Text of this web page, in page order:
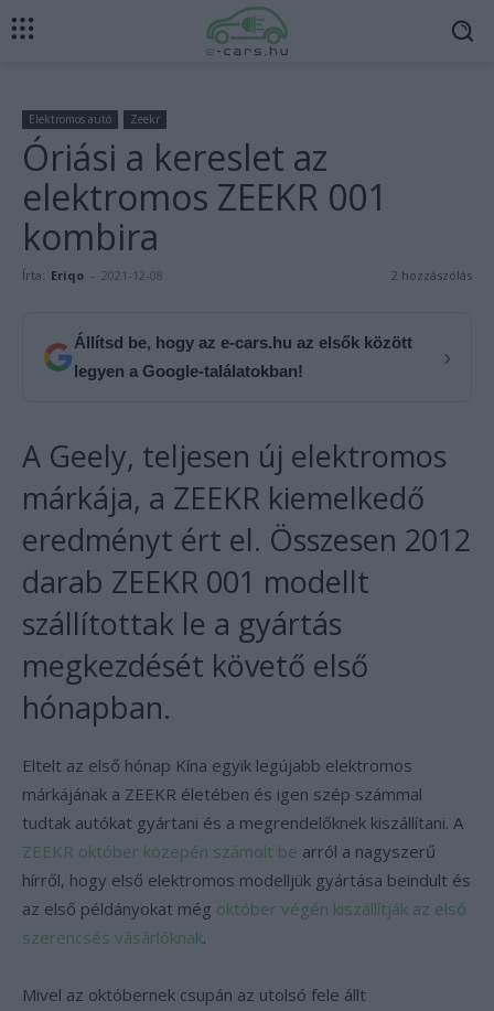
Elektromos autó Zeekr
Óriási a kereslet az
elektromos ZEEKR 001
kombira
Írta: Eriqo - 2021-12-08 2 hozzászólás
Állítsd be, hogy az e-cars.hu az elsők között
legyen a Google-találatokban!
›
A Geely, teljesen új elektromos
márkája, a ZEEKR kiemelkedő
eredményt ért el. Összesen 2012
darab ZEEKR 001 modellt
szállítottak le a gyártás
megkezdését követő első
hónapban.
Eltelt az első hónap Kína egyik legújabb elektromos
márkájának a ZEEKR életében és igen szép számmal
tudtak autókat gyártani és a megrendelőknek kiszállítani. A
ZEEKR október közepén számolt be arról a nagyszerű
hírről, hogy első elektromos modelljük gyártása beindult és
az első példányokat még október végén kiszállítják az első
szerencsés vásárlóknak.
Mivel az októbernek csupán az utolsó fele állt